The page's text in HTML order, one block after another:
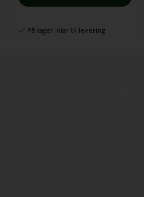
På lager, klar til levering